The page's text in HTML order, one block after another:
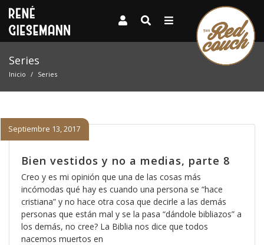
Series
Inicio Series
Bien vestidos y no a medias, parte 8
Septiembre 13, 2017
Creo y es mi opinión que una de las cosas más
incómodas qué hay es cuando una persona se “hace
cristiana” y no hace otra cosa que decirle a las demás
personas que están mal y se la pasa “dándole bibliazos” a
los demás, no cree? La Biblia nos dice que todos
nacemos muertos en